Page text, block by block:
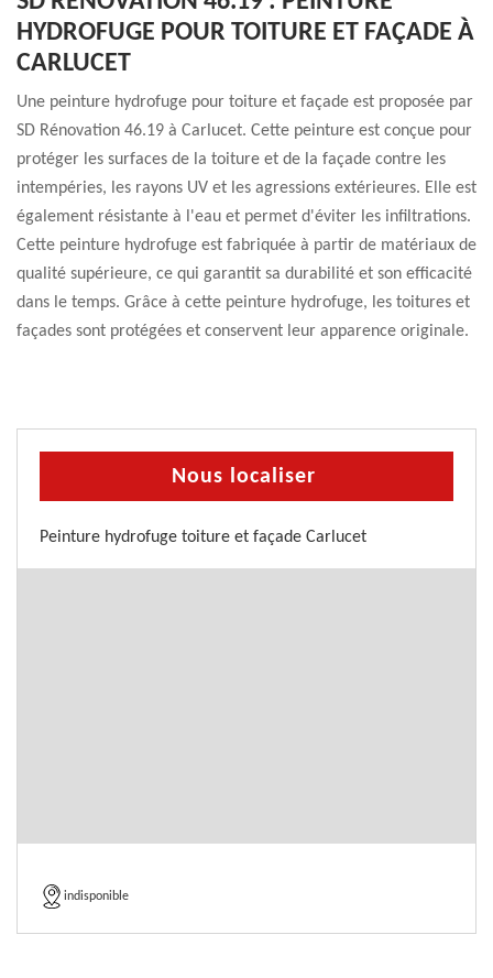
HYDROFUGE POUR TOITURE ET FAÇADE À
CARLUCET
Une peinture hydrofuge pour toiture et façade est proposée par
SD Rénovation 46.19 à Carlucet. Cette peinture est conçue pour
protéger les surfaces de la toiture et de la façade contre les
intempéries, les rayons UV et les agressions extérieures. Elle est
également résistante à l'eau et permet d'éviter les infiltrations.
Cette peinture hydrofuge est fabriquée à partir de matériaux de
qualité supérieure, ce qui garantit sa durabilité et son efficacité
dans le temps. Grâce à cette peinture hydrofuge, les toitures et
façades sont protégées et conservent leur apparence originale.
Nous localiser
Peinture hydrofuge toiture et façade Carlucet
indisponible